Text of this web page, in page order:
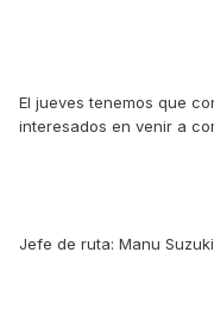
El jueves tenemos que
interesados en venir a
Jefe de ruta: Manu Suzuki